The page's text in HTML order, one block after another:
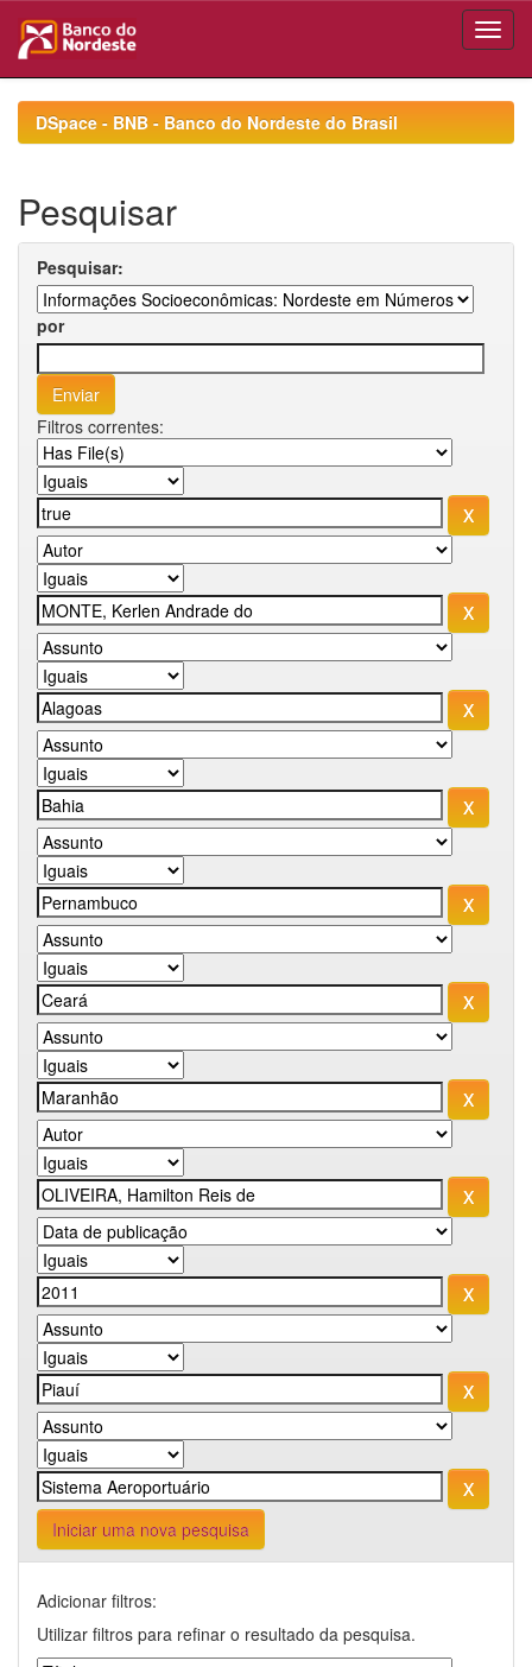
navigationDSpace - BNB - Banco do Nordeste do Brasil
Pesquisar
Pesquisar:
por
Filtros correntes:
Iniciar uma nova pesquisa
Adicionar filtros:
Utilizar filtros para refinar o resultado da pesquisa.